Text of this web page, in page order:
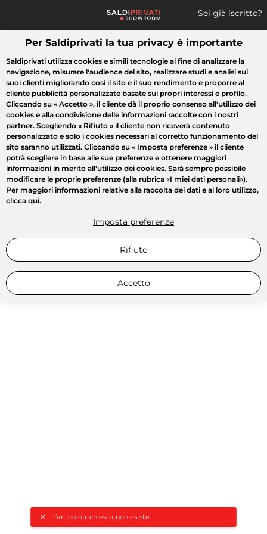
Sei già iscritto?
Cosa cerchi?
L'articolo richiesto non esiste.
Tutte le vendite Moda Casa Bellezza Elettrodomestici
Per Saldiprivati la tua privacy è importante
Saldiprivati utilizza cookies e simili tecnologie al fine di analizzare la
navigazione, misurare l'audience del sito, realizzare studi e analisi sui
suoi clienti migliorando così il sito e il suo rendimento e proporre al
cliente pubblicità personalizzate basate sui propri interessi e profilo.
Cliccando su « Accetto », il cliente dà il proprio consenso all'utilizzo dei
cookies e alla condivisione delle informazioni raccolte con i nostri
partner. Scegliendo « Rifiuto » il cliente non riceverà contenuto
personalizzato e solo i cookies necessari al corretto funzionamento del
sito saranno utilizzati. Cliccando su « Imposta preferenze » il cliente
potrà scegliere in base alle sue preferenze e ottenere maggiori
informazioni in merito all'utilizzo dei cookies. Sarà sempre possibile
modificare le proprie preferenze (alla rubrica «I miei dati personali»).
Per maggiori informazioni relative alla raccolta dei dati e al loro utilizzo,
clicca qui.
Imposta preferenze
Rifiuto
Accetto